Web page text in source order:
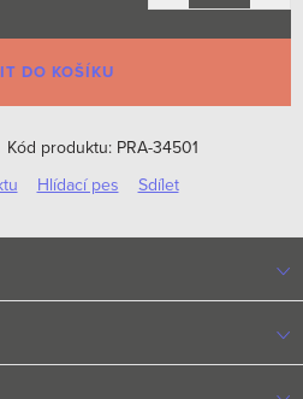
DO KOŠÍKU
Kód produktu: PRA-34501
Hlídací pes Sdílet